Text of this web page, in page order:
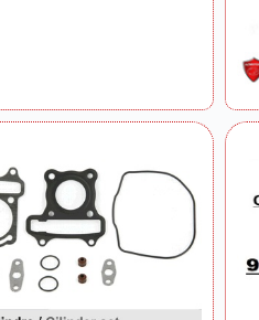
Guidon Retroviseurs
Reservoir A Carburant
Roue Arriere
Selle
Transmission
Variateur Embrayage